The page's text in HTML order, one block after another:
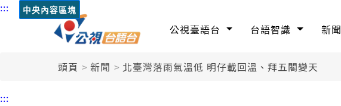
::: 中央內容區塊
公視臺語台 台語智識 新聞
頭頁 新聞 北臺灣落雨氣溫低 明仔載回溫、拜五閣變天
:::